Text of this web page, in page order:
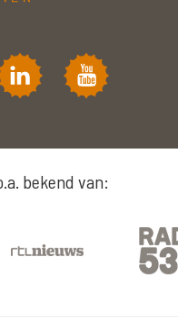
bekend van: